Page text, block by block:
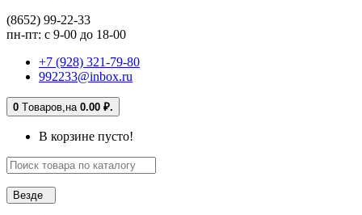
(8652) 99-22-33
пн-пт: с 9-00 до 18-00
+7 (928) 321-79-80
992233@inbox.ru
0 Tоваров, на 0.00 ₽.
В корзине пусто!
Везде